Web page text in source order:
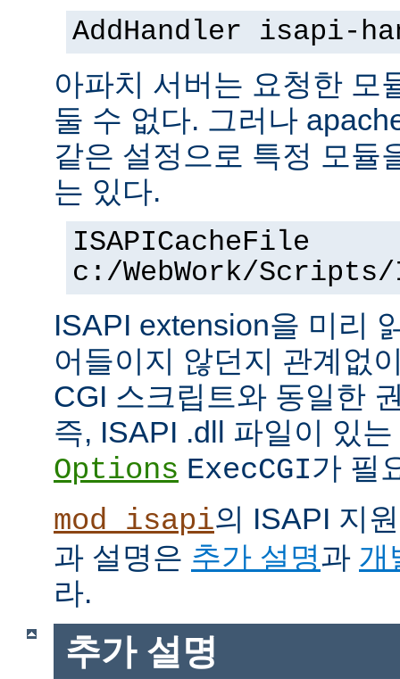
AddHandler isapi-
아파치 서버는 요청한 모
둘 수 없다. 그러나
같은 설정으로 특정 모듈
는 있다.
ISAPICacheFile
c:/WebWork/
ISAPI extension을 미리
어들이지 않던지 관계없
CGI 스크립트와 동일한
즉, ISAPI .dll 파일이 있
Options ExecCGI가 필
mod_isapi의 ISAPI 지
과 설명은 추가 설명과 개
라.
추가 설명